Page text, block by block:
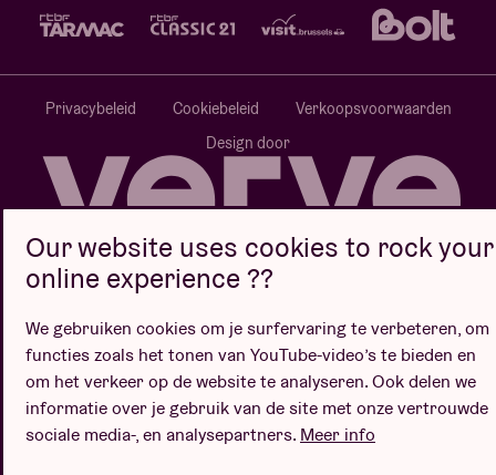
Privacybeleid Cookiebeleid
Verkoopsvoorwaarden
Design door
Website door
Our website uses cookies to rock your
online experience ??
We gebruiken cookies om je surfervaring te verbeteren, om
functies zoals het tonen van YouTube-video’s te bieden en
om het verkeer op de website te analyseren. Ook delen we
informatie over je gebruik van de site met onze vertrouwde
sociale media-, en analysepartners. Meer info